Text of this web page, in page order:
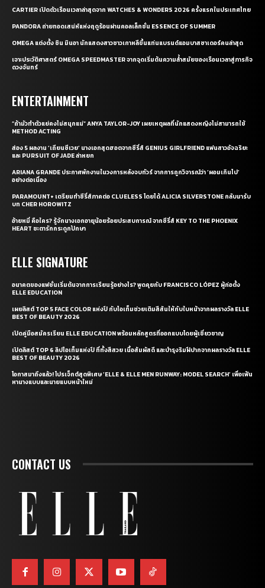
CARTIER เปิดตัวเรือนเวลาล่าสุดจาก WATCHES & WONDERS 2026 ครั้งแรกในประเทศไทย
PANDORA ถ่ายทอดเสน่ห์แห่งฤดูร้อนผ่านคอลเล็กชั่น ESSENCE OF SUMMER
OMEGA แต่งตั้ง ชิน มินอา นักแสดงสาวชาวเกาหลีขึ้นแท่นแบรนด์แอมบาสซาเดอร์คนล่าสุด
เจาะประวัติศาสตร์ OMEGA SPEEDMASTER จากจุดเริ่มต้นความล้ำสมัยของเรือนเวลาสู่ภารกิจ
ดวงจันทร์
ENTERTAINMENT
“ถ้ามัวทำตัวแย่คงไม่สนุกแน่” ANYA TAYLOR-JOY เผยเหตุผลที่นักแสดงหญิงไม่สามารถใช้
METHOD ACTING
ส่อง 5 ผลงาน ‘เถียนซีเวย’ นางเอกสุดฮอตจากซีรี่ส์ GENIUS GIRLFRIEND แฟนสาวอัจฉริยะ
และ PURSUIT OF JADE ล่าหยก
ARIANA GRANDE ประกาศพักงานในวงการหลังจบทัวร์ จากการถูกวิจารณ์ว่า ‘ผอมเกินไป’
อย่างต่อเนื่อง
PARAMOUNT+ เตรียมทำซีรี่ส์ภาคต่อ CLUELESS โดยได้ ALICIA SILVERSTONE กลับมารับ
บท CHER HOROWITZ
อ้ายหมี่ คือใคร? รู้จักนางเอกอายุน้อยร้อยประสบการณ์ จากซีรี่ส์ KEY TO THE PHOENIX
HEART ชะตารักกระดูกปักษา
ELLE SIGNATURE
อนาคตของแฟชั่นเริ่มต้นจากการเรียนรู้อย่างไร? พูดคุยกับ FRANCISCO LÓPEZ ผู้ก่อตั้ง
ELLE EDUCATION
เผยลิสต์ TOP 5 FACE COLOR แห่งปี กับไอเท็มช่วยเติมสีสันให้กับใบหน้าจากผลรางวัล ELLE
BEST OF BEAUTY 2026
เปิดคู่มือสมัครเรียน ELLE EDUCATION พร้อมหลักสูตรที่ออกแบบโดยผู้เชี่ยวชาญ
เปิดลิสต์ TOP 6 ลิปไอเท็มแห่งปี ที่ทั้งสีสวย เนื้อสัมผัสดี และบำรุงริมฝีปากจากผลรางวัล ELLE
BEST OF BEAUTY 2026
โอกาสมาถึงแล้ว! โปรเจ็กต์สุดพิเศษ ‘ELLE & ELLE MEN RUNWAY: MODEL SEARCH’ เพื่อเฟ้น
หานางแบบและนายแบบหน้าใหม่
CONTACT US